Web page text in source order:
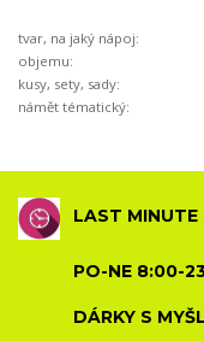
tvar, na jaký nápoj:
objemu:
kusy, sety, sady:
námět tématický:
LAST
PO-NE 8:00-
DÁRKY S